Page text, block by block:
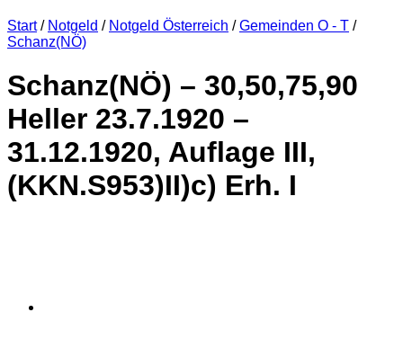
Start / Notgeld / Notgeld Österreich / Gemeinden O - T /
Schanz(NÖ)
Schanz(NÖ) – 30,50,75,90
Heller 23.7.1920 –
31.12.1920, Auflage III,
(KKN.S953)II)c) Erh. I